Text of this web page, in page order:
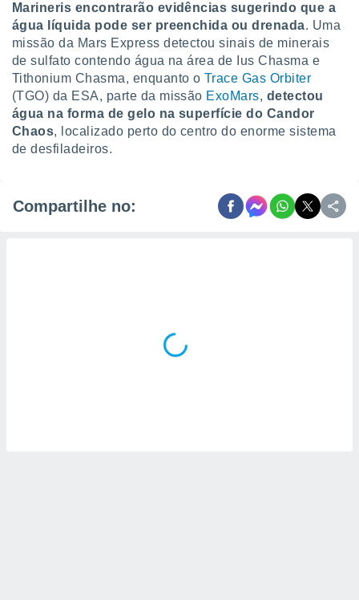
Marineris encontrarão evidências sugerindo que a
água líquida pode ser preenchida ou drenada. Uma
missão da Mars Express detectou sinais de minerais
de sulfato contendo água na área de Ius Chasma e
Tithonium Chasma, enquanto o Trace Gas Orbiter
(TGO) da ESA, parte da missão ExoMars, detectou
água na forma de gelo na superfície do Candor
Chaos, localizado perto do centro do enorme sistema
de desfiladeiros.
Compartilhe no: